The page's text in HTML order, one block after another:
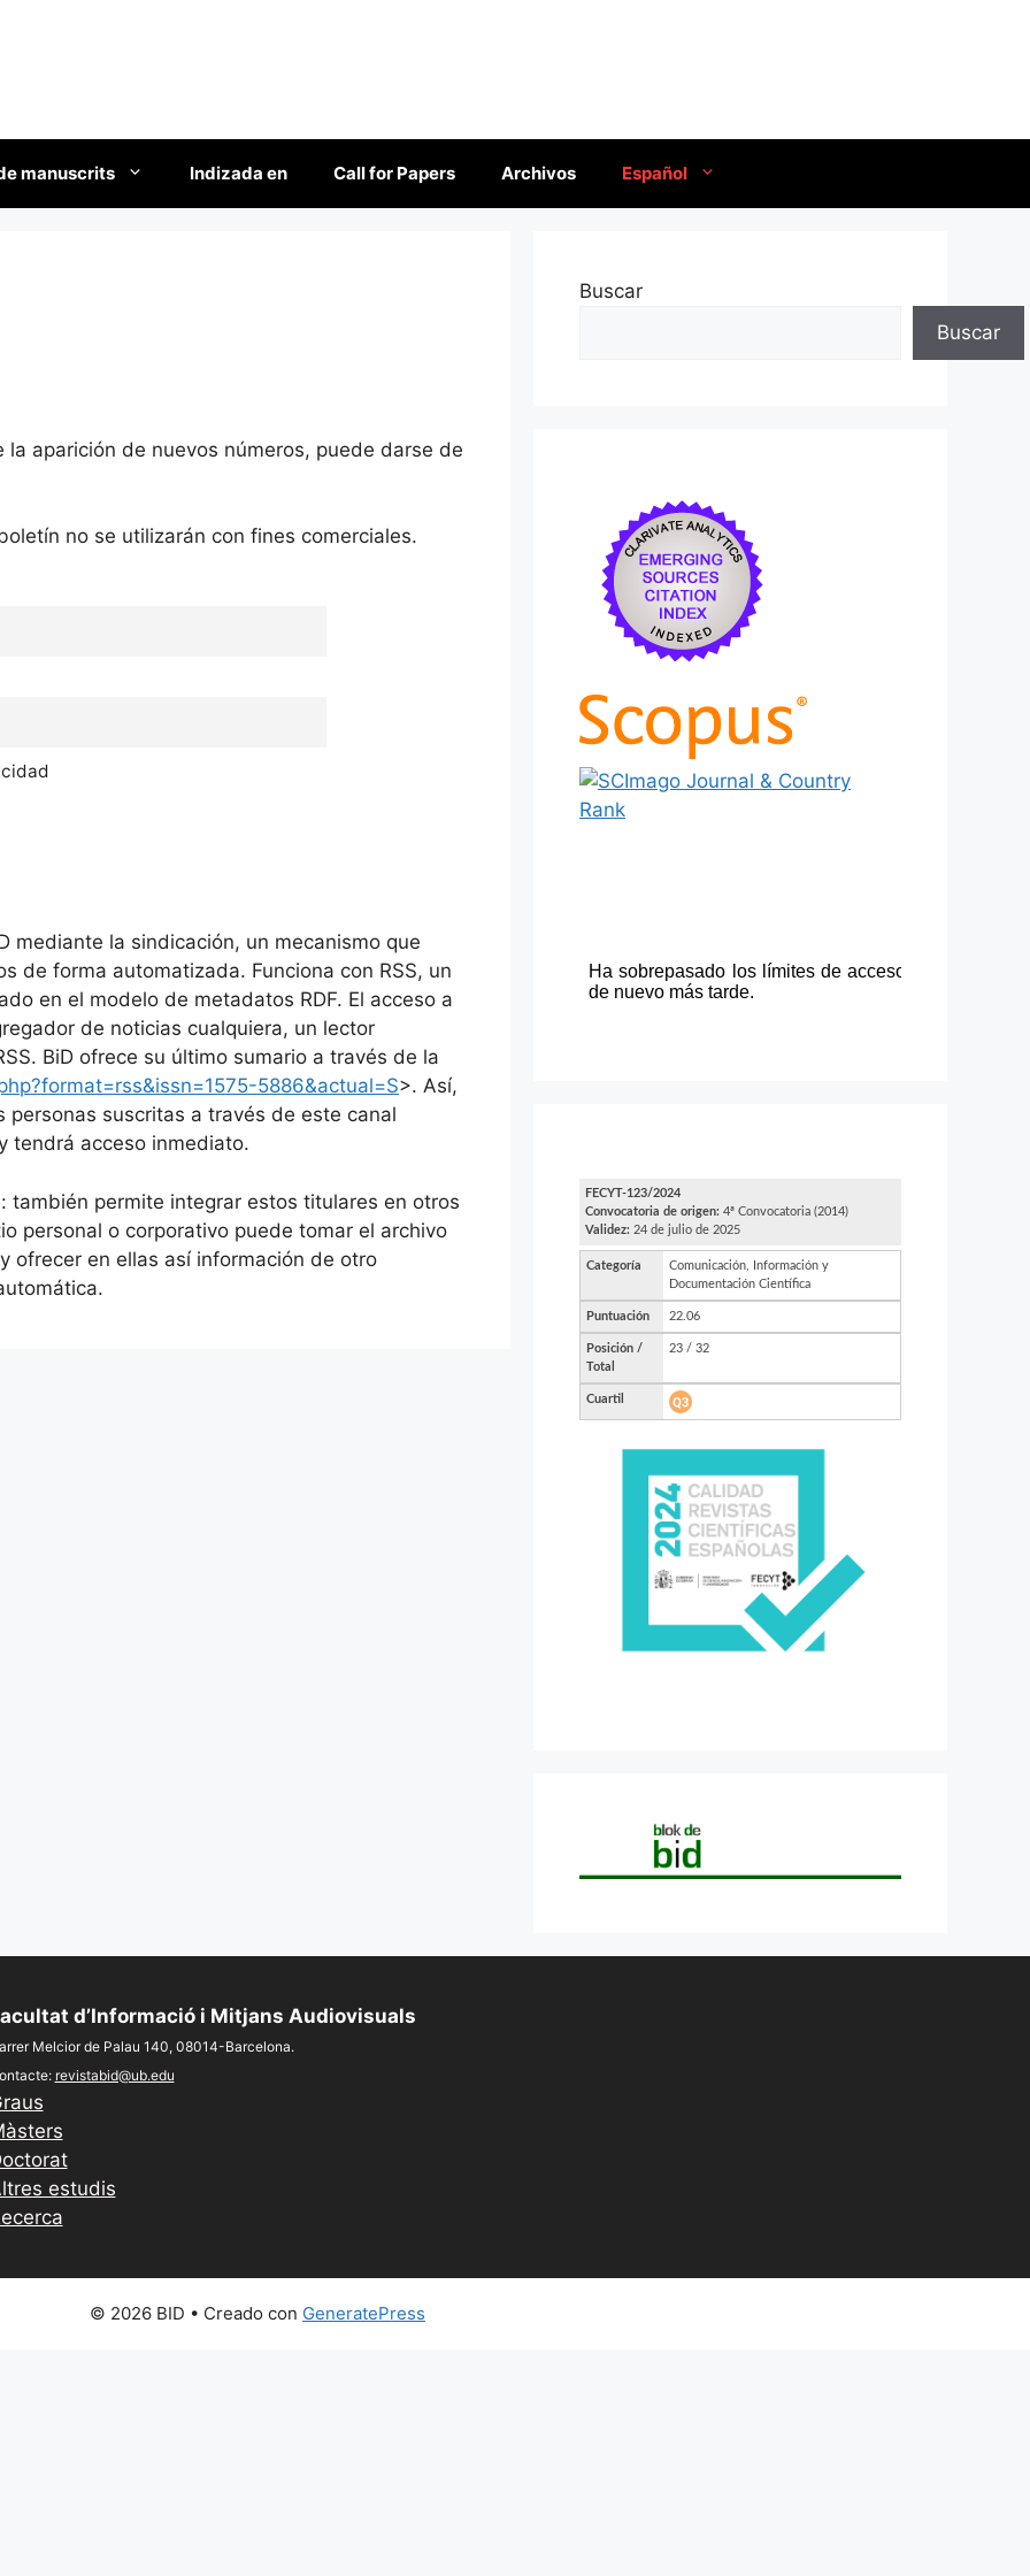
manuscrits Indizada en Call for Papers Archivos Español
aparición de nuevos números, puede darse de
no se utilizarán con fines comerciales.
mediante la sindicación, un mecanismo que
de forma automatizada. Funciona con RSS, un
en el modelo de metadatos RDF. El acceso a
de noticias cualquiera, un lector
BiD ofrece su último sumario a través de la
5886&actual=S>. Así,
suscritas a través de este canal
tendrá acceso inmediato.
permite integrar estos titulares en otros
personal o corporativo puede tomar el archivo
ofrecer en ellas así información de otro
Buscar
Buscar
d’Informació i Mitjans Audiovisuals
Melcior de Palau 140, 08014-Barcelona.
revistabid@ub.edu
estudis
© 2026 BID • Creado con GeneratePress